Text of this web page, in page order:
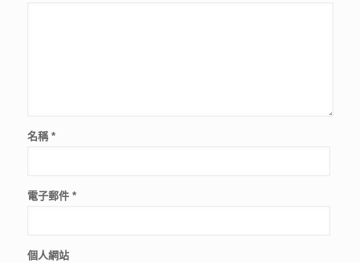
名稱 *
電子郵件 *
個人網站